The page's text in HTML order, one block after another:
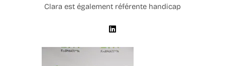
Clara est également référente handicap